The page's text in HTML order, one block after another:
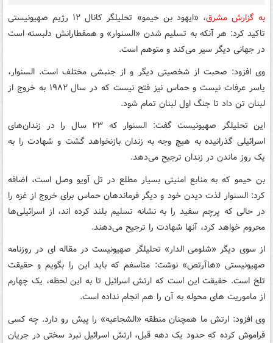
به گزارش مشرق
، «ایهود بن حیمو» تحلیلگر کانال ۱۲ رژیم صهیونیستی
تاکید کرد: هر آنکه به تسلیم شدن «السنوار» و همقطارانش دلبسته است
در جهانی دیگر سیر می‌کند و متوهم است.
وی افزود: صحبت از شخصیتی دیگر و از جنبشی مختلف است. السنوار،
یاسر عرفات نیست و حماس نیز فتح نیست که در سال ۱۹۸۲ به خروج از
لبنان تن داد تا جنگ اول لبنان تمام شود.
این تحلیلگر صهیونیست گفت: السنوار که ۲۳ سال را در زندان‌های
اسرائیلی گذرانیده به هیچ وجه به زندان بازنخواهد گشت و شهادت را به
یک روز ماندن در زندان ترجیح می‌دهد.
بن حیمو که به منابع امنیتی بسیار مطلع در تل آویو وصل است، اضافه
کرد: السنوار لذت دیدن خود و دیگر فرماندهان حماس برای خروج از غزه را
در حالی که پرچم سفید را به نشانه تسلیم بلند کرده اند، از اسرائیلی‌ها
محروم خواهد کرد، آنها شهادت را ترجیح می‌دهند.
از سوی دیگر «شلومی الدار» تحلیلگر صهیونیست در مقاله ای در روزنامه
صهیونیستی «هاآرتص» نوشت: متاسفم که باید این را بگویم و حقیقت
تلخ است. حقیقت این است که ارتش اسرائیل تا به این لحظه، یک چهارم
از ماموریت های محوله به آن را هم انجام نداده است.
وی افزود: ارتش ما همچنان منطقه «الشجاعیه» را پیش رو دارد. چه کسی
فراموش کرده که حدود یک دهه قبل، ارتش اسرائیل نبرد سختی در جریان